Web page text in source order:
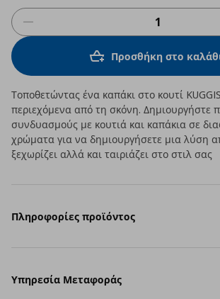
Προσθήκη στο
Τοποθετώντας ένα καπάκι στο κουτί
περιεχόμενα από τη σκόνη. Δημιουργήστε
συνδυασμούς με κουτιά και καπάκια σε
χρώματα για να δημιουργήσετε μια λύση
ξεχωρίζει αλλά και ταιριάζει στο στιλ σας
Πληροφορίες προϊόντος
Υπηρεσία Μεταφοράς